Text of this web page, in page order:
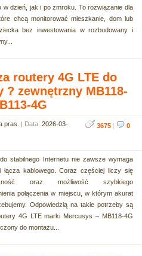
w dzień, jak i po zmroku. To rozwiązanie dla
chcą monitorować mieszkanie, dom lub
bez inwestowania w rozbudowany i
routery 4G LTE do
? zewnętrzny MB118-
4G
pras. | Data: 2026-03- 3675 | 0
stabilnego Internetu nie zawsze wymaga
łącza kablowego. Coraz częściej liczy się
oraz możliwość szybkiego
połączenia w miejscu, w którym akurat
Odpowiedzią na takie potrzeby są
4G LTE marki Mercusys – MB118-4G
do montażu...